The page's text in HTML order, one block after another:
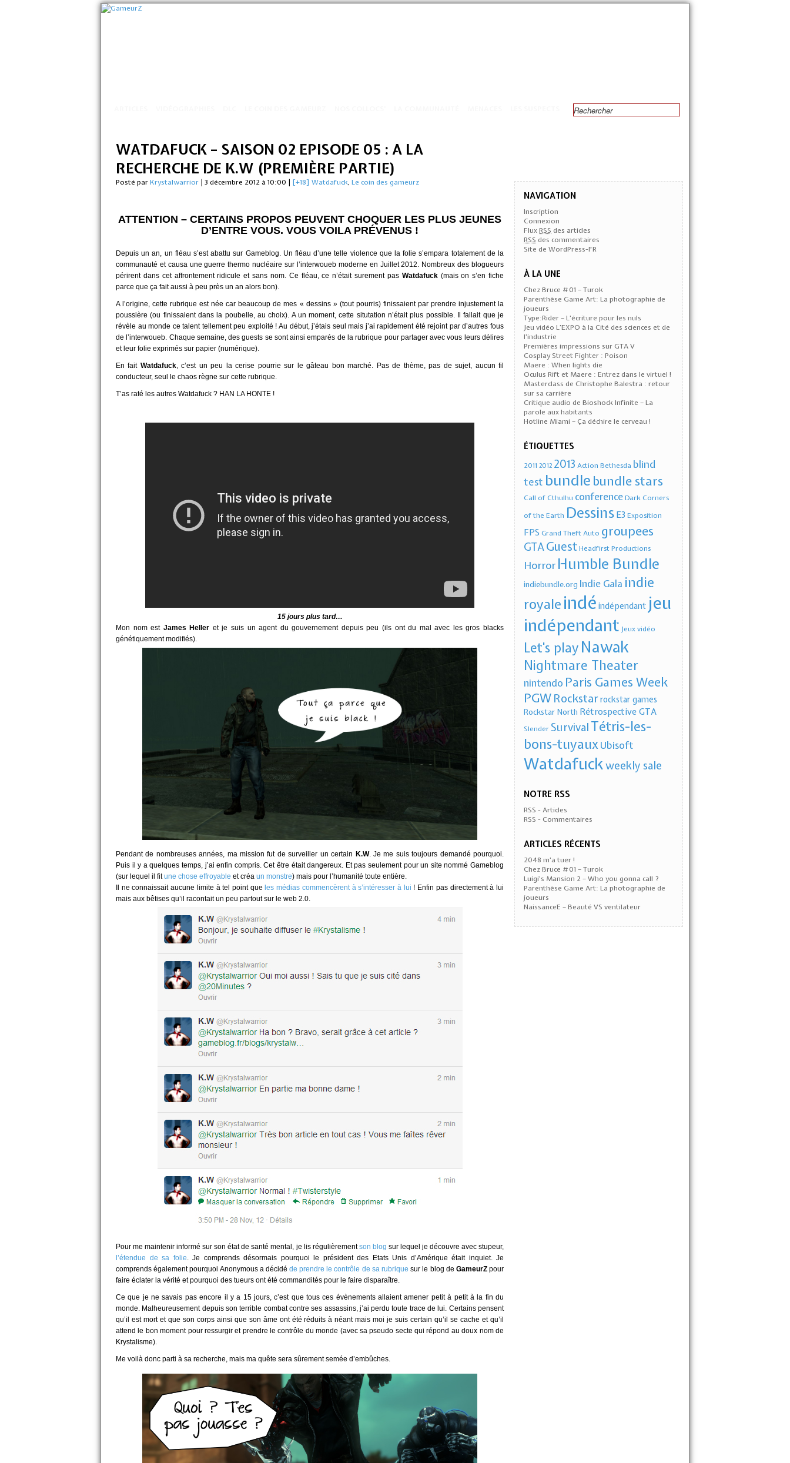
WATDAFUCK – SAISON 02 EPISODE 05 : A LA
RECHERCHE DE K.W (PREMIÈRE PARTIE)
Posté parKrystalwarrior | 3 décembre 2012 à 10:00 | [+18] Watdafuck, Le coin des gameurz
ATTENTION – CERTAINS PROPOS PEUVENT CHOQUER LES PLUS JEUNES
D’ENTRE VOUS. VOUS VOILA PRÉVENUS !
Depuis un an, un fléau s’est abattu sur Gameblog. Un fléau d’une telle violence que la folie s’empara totalement de la
communauté et causa une guerre thermo nucléaire sur l’interwoueb moderne en Juillet 2012. Nombreux des blogueurs
périrent dans cet affrontement ridicule et sans nom. Ce fléau, ce n’était surement pas Watdafuck(mais on s’en fiche
parce que ça fait aussi à peu près un an alors bon).
A l’origine, cette rubrique est née car beaucoup de mes « dessins » (tout pourris) finissaient par prendre injustement la
poussière (ou finissaient dans la poubelle, au choix). A un moment, cette situtation n’était plus possible. Il fallait que je
révèle au monde ce talent tellement peu exploité ! Au début, j’étais seul mais j’ai rapidement été rejoint par d’autres fous
de l’interwoueb. Chaque semaine, des guests se sont ainsi emparés de la rubrique pour partager avec vous leurs délires
et leur folie exprimés sur papier (numérique).
En fait Watdafuck, c’est un peu la cerise pourrie sur le gâteau bon marché. Pas de thème, pas de sujet, aucun fil
conducteur, seul le chaos règne sur cette rubrique.
T’as raté les autres Watdafuck ? HAN LA HONTE !
15 jours plus tard…
Mon nom est James Heller et je suis un agent du gouvernement depuis peu (ils ont du mal avec les gros blacks
génétiquement modifiés).
Pendant de nombreuses années, ma mission fut de surveiller un certain K.W. Je me suis toujours demandé pourquoi.
Puis il y a quelques temps, j’ai enfin compris. Cet être était dangereux. Et pas seulement pour un site nommé Gameblog
(sur lequel il fitune chose effroyable et créa un monstre) mais pour l’humanité toute entière.
Il ne connaissait aucune limite à tel point queles médias commencèrent à s’intéresser à lui ! Enfin pas directement à lui
mais aux bêtises qu’il racontait un peu partout sur le web 2.0.
Pour me maintenir informé sur son état de santé mental, je lis régulièrementson blog sur lequel je découvre avec stupeur,
l’étendue de sa folie . Je comprends désormais pourquoi le président des Etats Unis d’Amérique était inquiet. Je
comprends également pourquoi Anonymous a décidé de prendre le contrôle de sa rubrique sur le blog de GameurZpour
faire éclater la vérité et pourquoi des tueurs ont été commandités pour le faire disparaître.
Ce que je ne savais pas encore il y a 15 jours, c’est que tous ces évènements allaient amener petit à petit à la fin du
monde. Malheureusement depuis son terrible combat contre ses assassins, j’ai perdu toute trace de lui. Certains pensent
qu’il est mort et que son corps ainsi que son âme ont été réduits à néant mais moi je suis certain qu’il se cache et qu’il
attend le bon moment pour ressurgir et prendre le contrôle du monde (avec sa pseudo secte qui répond au doux nom de
Krystalisme).
Me voilà donc parti à sa recherche, mais ma quête sera sûrement semée d’embûches.
NAVIGATION
Inscription
Connexion
FluxRSS des articles
RSS des commentaires
Site de WordPress-FR
À LA UNE
Chez Bruce #01 – Turok
Parenthèse Game Art: La photographie de
joueurs
Type:Rider – L’écriture pour les nuls
Jeu vidéo L’EXPO à la Cité des sciences et de
l’industrie
Premières impressions sur GTA V
Cosplay Street Fighter : Poison
Maere : When lights die
Oculus Rift et Maere : Entrez dans le virtuel !
Masterclass de Christophe Balestra : retour
sur sa carrière
Critique audio de Bioshock Infinite – La
parole aux habitants
Hotline Miami – Ça déchire le cerveau !
ÉTIQUETTES
2011 2012 2013 Action Bethesda blind
test bundle bundle stars
Call of Cthulhu conferenceDark Corners
of the Earth Dessins E3 Exposition
FPS Grand Theft Auto groupees
GTAGuest Headfirst Productions
Horror Humble Bundle
indiebundle.org Indie Gala indie
royale indé indépendant jeu
indépendant Jeux vidéo
Let's play Nawak
Nightmare Theater
nintendo Paris Games Week
PGW Rockstarrockstar games
Rockstar North Rétrospective GTA
Slender Survival Tétris-les-
bons-tuyauxUbisoft
Watdafuckweekly sale
NOTRE RSS
RSS - Articles
RSS - Commentaires
ARTICLES RÉCENTS
2048 m’a tuer !
Chez Bruce #01 – Turok
Luigi’s Mansion 2 – Who you gonna call ?
Parenthèse Game Art: La photographie de
joueurs
NaissanceE – Beauté VS ventilateur